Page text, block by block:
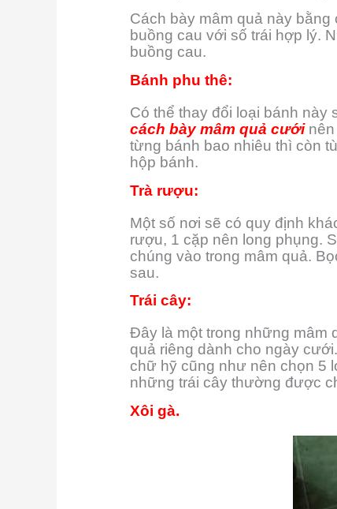
Cách bày mâm quả này
buồng cau với số trái hợp lý.
buồng cau.
Bánh phu thê:
Có thể thay đổi loại bánh
cách bày mâm quả cướinên
từng bánh bao nhiêu thì còn
hộp bánh.
Trà rượu:
Một số nơi sẽ có quy định
rượu, 1 cặp nên long phụng.
chúng vào trong mâm quả.
sau.
Trái cây:
Đây là một trong những mâm
quả riêng dành cho ngày
chữ hỹ cũng như nên chọn 5
những trái cây thường được
Xôi gà.